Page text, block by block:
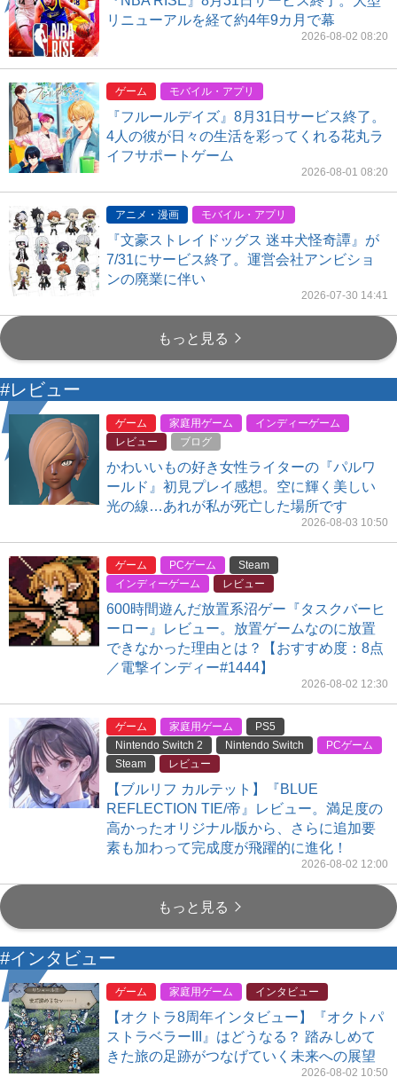
リニューアルを経て約4年9カ月で幕
2026-08-02 08:20
ゲーム モバイル・アプリ
『フルールデイズ』8月31日サービス終了。
4人の彼が日々の生活を彩ってくれる花丸ラ
イフサポートゲーム
2026-08-01 08:20
アニメ・漫画 モバイル・アプリ
『文豪ストレイドッグス 迷ヰ犬怪奇譚』が
7/31にサービス終了。運営会社アンビショ
ンの廃業に伴い
2026-07-30 14:41
もっと見る
#レビュー
ゲーム 家庭用ゲーム
インディーゲーム
レビュー
ブログ
かわいいもの好き女性ライターの『パルワ
ールド』初見プレイ感想。空に輝く美しい
光の線…あれが私が死亡した場所です
2026-08-03 10:50
ゲーム PCゲーム
Steam
インディーゲーム
レビュー
600時間遊んだ放置系沼ゲー『タスクバーヒ
ーロー』レビュー。放置ゲームなのに放置
できなかった理由とは？【おすすめ度：8点
／電撃インディー#1444】
2026-08-02 12:30
ゲーム 家庭用ゲーム
PS5
Nintendo Switch 2
Nintendo Switch
PCゲーム
Steam
レビュー
【ブルリフ カルテット】『BLUE
REFLECTION TIE/帝』レビュー。満足度の
高かったオリジナル版から、さらに追加要
素も加わって完成度が飛躍的に進化！
2026-08-02 12:00
もっと見る
#インタビュー
ゲーム 家庭用ゲーム インタビュー
【オクトラ8周年インタビュー】『オクトパ
ストラベラーIII』はどうなる？ 踏みしめて
きた旅の足跡がつなげていく未来への展望
2026-08-02 10:50